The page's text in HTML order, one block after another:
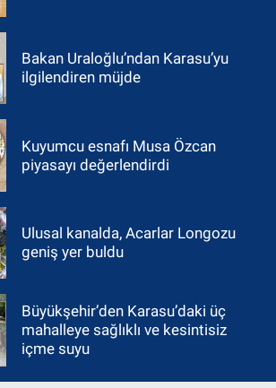
Bakan Uraloğlu’ndan Karasu’yu
ilgilendiren müjde
Kuyumcu esnafı Musa Özcan
piyasayı değerlendirdi
Ulusal kanalda, Acarlar Longozu
geniş yer buldu
Büyükşehir’den Karasu’daki üç
mahalleye sağlıklı ve kesintisiz
içme suyu